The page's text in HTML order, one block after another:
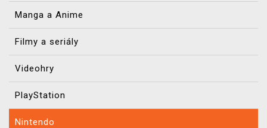
Manga a Anime
Filmy a seriály
Videohry
PlayStation
Nintendo